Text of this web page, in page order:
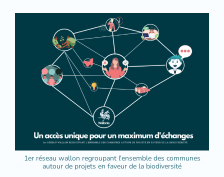
1er réseau wallon regroupant l'ensemble des communes
autour de projets en faveur de la biodiversité